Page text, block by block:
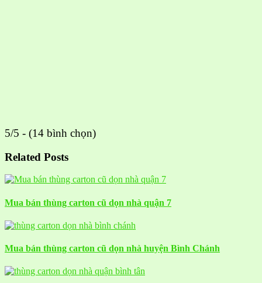
5/5 - (14 bình chọn)
Related Posts
Mua bán thùng carton cũ dọn nhà quận 7
Mua bán thùng carton cũ dọn nhà huyện Bình Chánh